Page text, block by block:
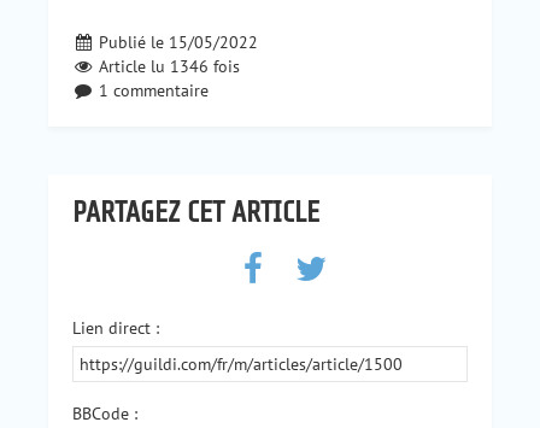
Publié le 15/05/2022
Article lu 1346 fois
1 commentaire
PARTAGEZ CET ARTICLE
Lien direct :
BBCode :